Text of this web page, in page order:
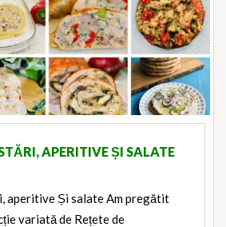
APERITIVE ȘI SALATE
aperitive Și salate Am pregătit
variată de Rețete de